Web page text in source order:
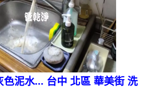
色的水，是因為裡面有銅的物質，
生鏽產生銅綠...
色泥水... 台中 北區 華美街 洗